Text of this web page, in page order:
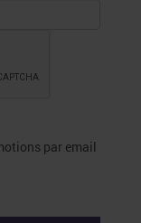
par email